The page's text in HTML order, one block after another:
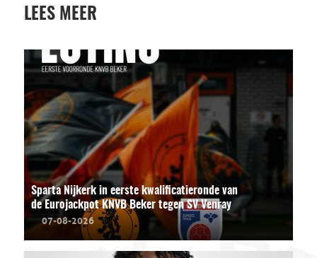
LEES MEER
Sparta Nijkerk in eerste kwalificatieronde van
de Eurojackpot KNVB Beker tegen SV Venray
07-08-2026